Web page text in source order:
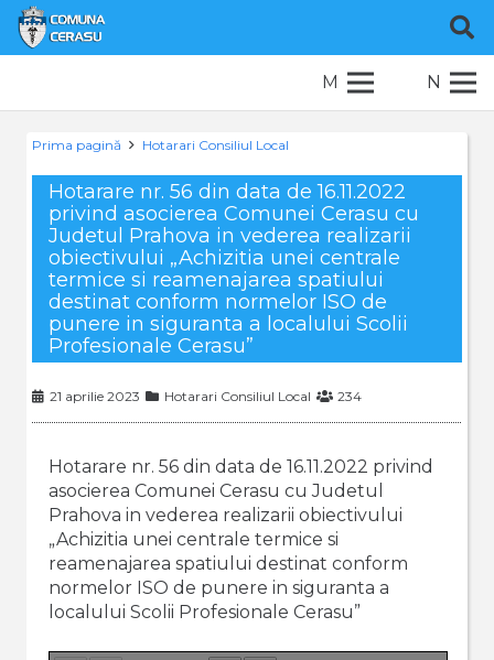
M N
Prima pagină Hotarari Consiliul Local
Hotarare nr. 56 din data de 16.11.2022
privind asocierea Comunei Cerasu cu
Judetul Prahova in vederea realizarii
obiectivului „Achizitia unei centrale
termice si reamenajarea spatiului
destinat conform normelor ISO de
punere in siguranta a localului Scolii
Profesionale Cerasu”
21 aprilie 2023 Hotarari Consiliul Local 234
Hotarare nr. 56 din data de 16.11.2022 privind
asocierea Comunei Cerasu cu Judetul
Prahova in vederea realizarii obiectivului
„Achizitia unei centrale termice si
reamenajarea spatiului destinat conform
normelor ISO de punere in siguranta a
localului Scolii Profesionale Cerasu”